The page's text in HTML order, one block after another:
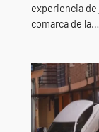
experiencia de
comarca de la…